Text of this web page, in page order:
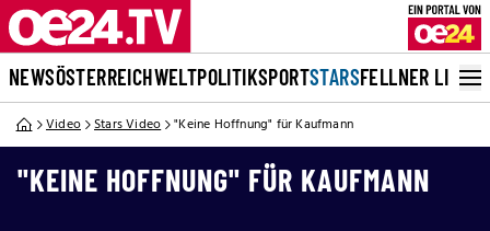
NEWSÖSTERREICHWELTPOLITIKSPORTSTARSFELLNER LIVE
Video Stars Video "Keine Hoffnung" für Kaufmann
"KEINE HOFFNUNG" FÜR KAUFMANN